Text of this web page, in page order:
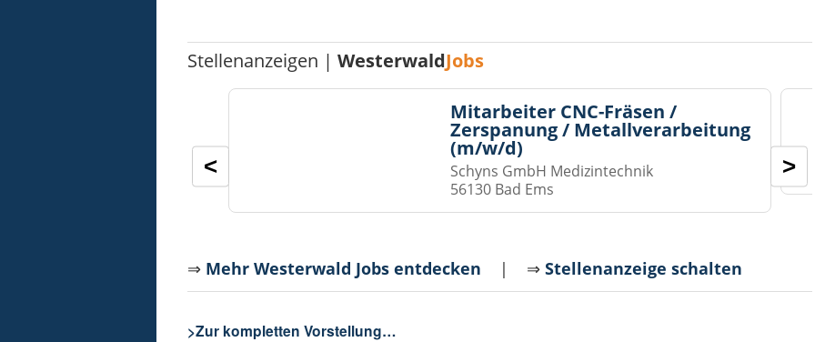
Stellenanzeigen |WesterwaldJobs
Mitarbeiter CNC-Fräsen /
Zerspanung / Metallverarbeitung
(m/w/d)
Schyns GmbH Medizintechnik
56130 Bad Ems
< >
⇒ Mehr Westerwald Jobs entdecken | ⇒Stellenanzeige schalten
>Zur kompletten Vorstellung…